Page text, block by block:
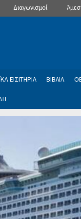
Διαγωνισμοί
ΕΙΣΙΤΗΡΙΑ ΒΙΒΛΙΑ
εγγραφής στο